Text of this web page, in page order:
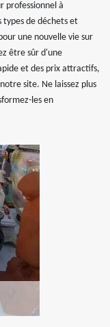
professionnel à
types de déchets et
une nouvelle vie sur
être sûr d'une
et des prix attractifs,
site. Ne laissez plus
les en